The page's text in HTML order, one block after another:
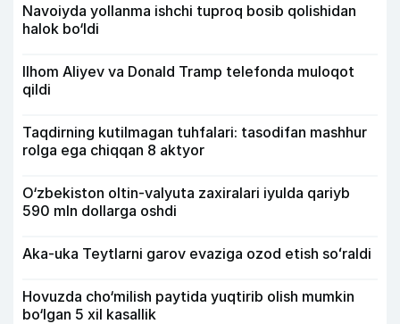
Navoiyda yollanma ishchi tuproq bosib qolishidan
halok bo‘ldi
Ilhom Aliyev va Donald Tramp telefonda muloqot
qildi
Taqdirning kutilmagan tuhfalari: tasodifan mashhur
rolga ega chiqqan 8 aktyor
O‘zbekiston oltin-valyuta zaxiralari iyulda qariyb
590 mln dollarga oshdi
Aka-uka Teytlarni garov evaziga ozod etish soʻraldi
Hovuzda cho‘milish paytida yuqtirib olish mumkin
bo‘lgan 5 xil kasallik